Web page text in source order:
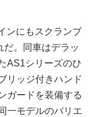
ンにもスクランブ
。同車はデラッ
AS1シリーズのひ
リッジ付きハンド
ガードを装備する
一モデルのバリエ